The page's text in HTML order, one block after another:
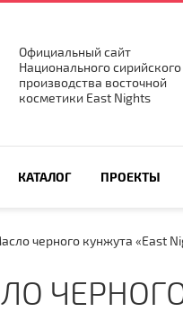
Официальный сайт
Национального сирийского
производства восточной
косметики East Nights
КАТАЛОГ ПРОЕКТЫ
черного кунжута «East
ЧЕРНОГО